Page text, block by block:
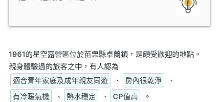
1961的星空露營區位於苗栗縣卓蘭鎮，是頗受歡迎的地點。
親身體驗過的旅客之中，有人認為
適合青年家庭及成年親友同遊
、 房內很乾淨
、
有冷暖氣機
、 熱水穩定 、 CP值高 。